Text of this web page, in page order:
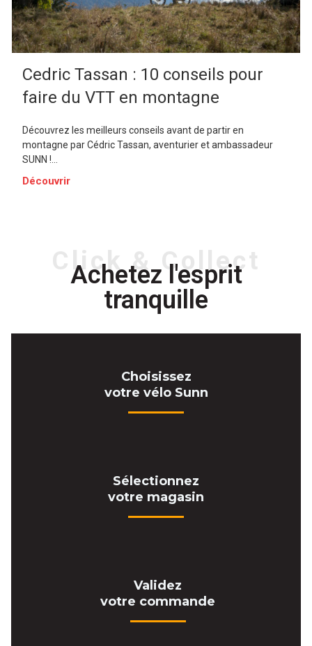
Cedric Tassan : 10 conseils pour
faire du VTT en montagne
Découvrez les meilleurs conseils avant de partir en
montagne par Cédric Tassan, aventurier et ambassadeur
SUNN !...
Découvrir
Click & Collect
Achetez l'esprit
tranquille
Choisissez
votre vélo Sunn
Sélectionnez
votre magasin
Validez
votre commande